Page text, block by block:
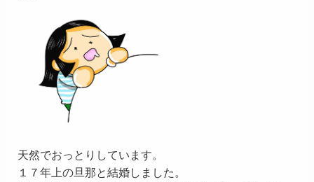
天然でおっとりしています。
１７年上の旦那と結婚しました。